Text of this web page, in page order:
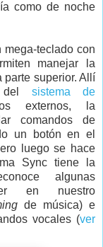
como de noche
mega-teclado con
manejar la
superior. Allí
del sistema de
externos, la
comandos de
un botón en el
luego se hace
Sync tiene la
algunas
en nuestro
de música) e
vocales (ver